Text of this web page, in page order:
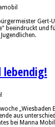
Gert-
beeindruckt und
„Wiesbaden
aus
bei Manna